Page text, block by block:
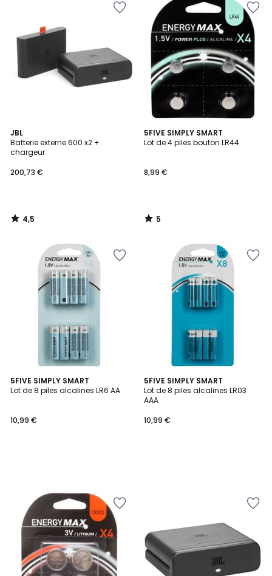
JBL
Batterie externe 600 x2 +
chargeur
200,73 €
4,5
/ 5
4,5
/
5FIVE SIMPLY SMART
Lot de 4 piles bouton LR44
8,99 €
5
/
5
/
5FIVE SIMPLY SMART
Lot de 8 piles alcalines LR6 AA
10,99 €
5FIVE SIMPLY SMART
Lot de 8 piles alcalines LR03
AAA
10,99 €